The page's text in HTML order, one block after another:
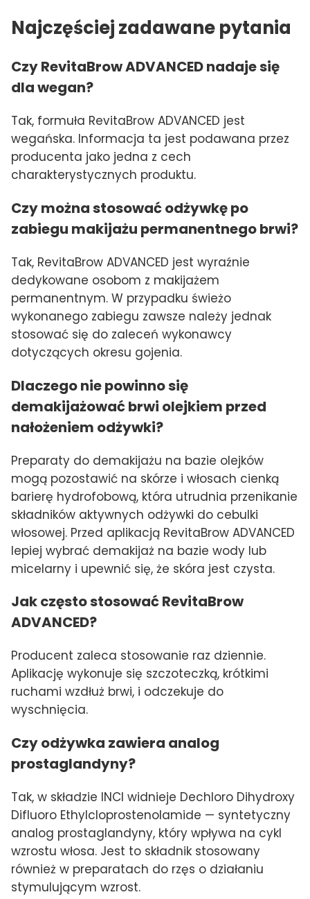
Najczęściej zadawane pytania
Czy RevitaBrow ADVANCED nadaje się
dla wegan?
Tak, formuła RevitaBrow ADVANCED jest
wegańska. Informacja ta jest podawana przez
producenta jako jedna z cech
charakterystycznych produktu.
Czy można stosować odżywkę po
zabiegu makijażu permanentnego brwi?
Tak, RevitaBrow ADVANCED jest wyraźnie
dedykowane osobom z makijażem
permanentnym. W przypadku świeżo
wykonanego zabiegu zawsze należy jednak
stosować się do zaleceń wykonawcy
dotyczących okresu gojenia.
Dlaczego nie powinno się
demakijażować brwi olejkiem przed
nałożeniem odżywki?
Preparaty do demakijażu na bazie olejków
mogą pozostawić na skórze i włosach cienką
barierę hydrofobową, która utrudnia przenikanie
składników aktywnych odżywki do cebulki
włosowej. Przed aplikacją RevitaBrow ADVANCED
lepiej wybrać demakijaż na bazie wody lub
micelarny i upewnić się, że skóra jest czysta.
Jak często stosować RevitaBrow
ADVANCED?
Producent zaleca stosowanie raz dziennie.
Aplikację wykonuje się szczoteczką, krótkimi
ruchami wzdłuż brwi, i odczekuje do
wyschnięcia.
Czy odżywka zawiera analog
prostaglandyny?
Tak, w składzie INCI widnieje Dechloro Dihydroxy
Difluoro Ethylcloprostenolamide — syntetyczny
analog prostaglandyny, który wpływa na cykl
wzrostu włosa. Jest to składnik stosowany
również w preparatach do rzęs o działaniu
stymulującym wzrost.